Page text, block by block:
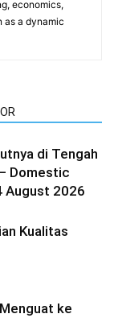
economics,
as a dynamic
di Tengah
Domestic
August 2026
Kualitas
ke